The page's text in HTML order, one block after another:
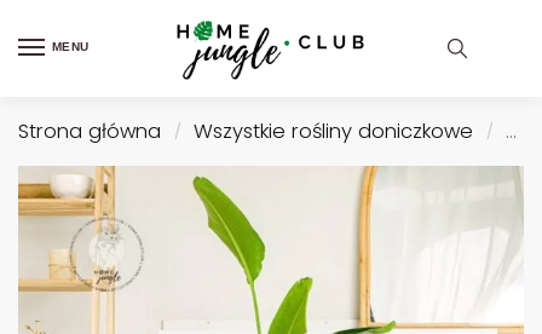
MENU
Strona główna / Wszystkie rośliny doniczkowe /